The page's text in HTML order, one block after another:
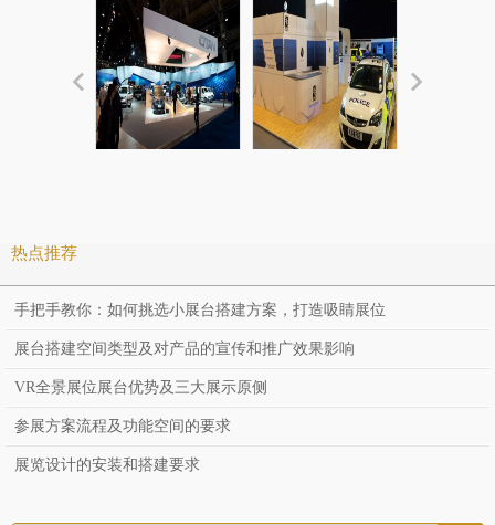
热点推荐
手把手教你：如何挑选小展台搭建方案，打造吸睛展位
展台搭建空间类型及对产品的宣传和推广效果影响
VR全景展位展台优势及三大展示原侧
参展方案流程及功能空间的要求
展览设计的安装和搭建要求